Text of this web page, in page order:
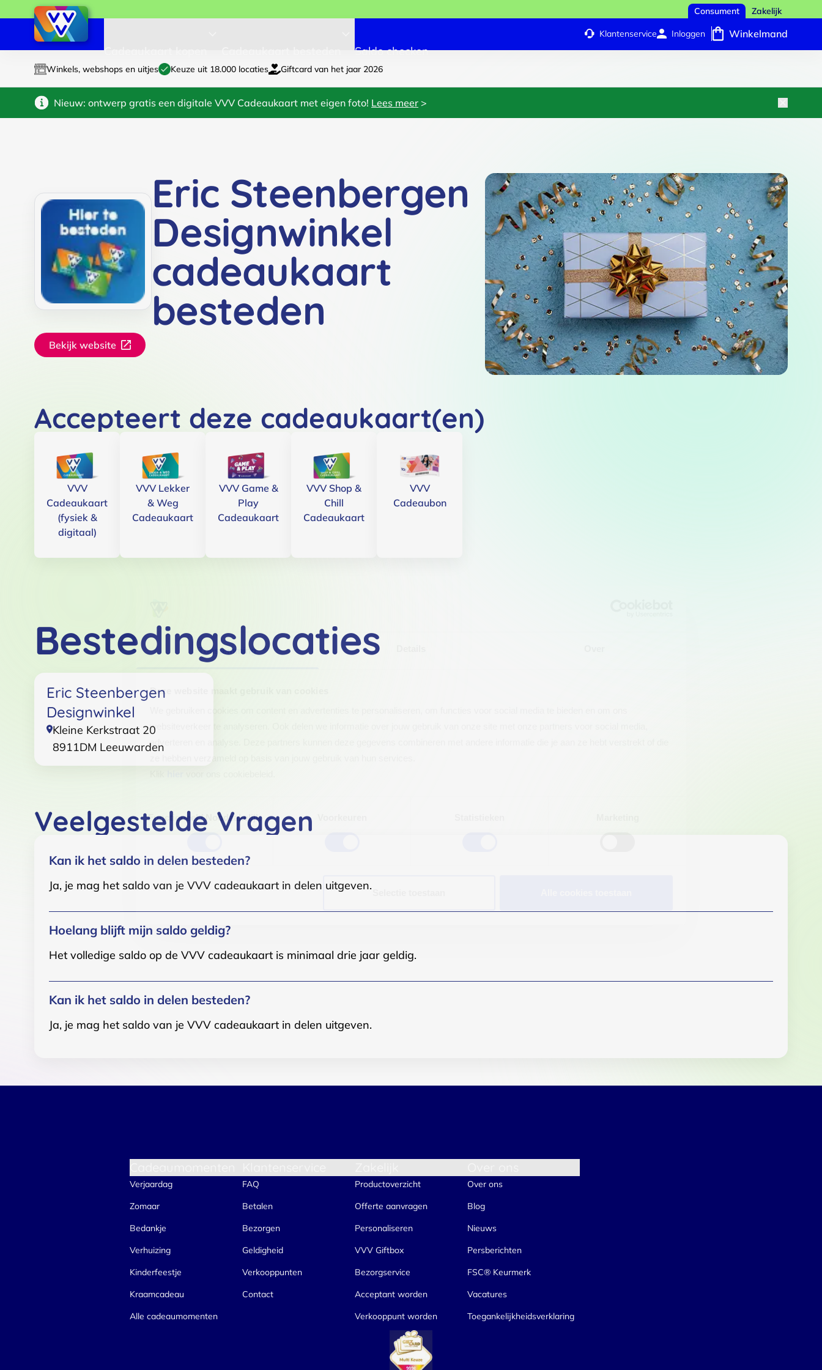
Toestemming
Deze website maakt gebruik van cookies
websiteverkeer te analyseren. Ook delen we informatie over jouw gebruik van onze site met onze partners voor social media,
adverteren en analyse. Deze partners kunnen deze gegevens combineren met andere informatie die je aan ze hebt verstrekt of die
ze hebben verzameld op basis van jouw gebruik van hun services.
Functioneel / Noodzakelijk
Consument Zakelijk
Saldo checken
Klantenservice Inloggen Winkelmand
Winkels, webshops en uitjes Keuze uit 18.000 locaties Giftcard van het jaar 2026
Nieuw: ontwerp gratis een digitale VVV Cadeaukaart met eigen foto! Lees meer >
Eric Steenbergen
Designwinkel
cadeaukaart
besteden
Bekijk website
Accepteert deze cadeaukaart(en)
VVV
Cadeaukaart
(fysiek &
digitaal)
VVV Lekker
& Weg
Cadeaukaart
VVV Game &
Play
Cadeaukaart
VVV Shop &
Chill
Cadeaukaart
VVV
Cadeaubon
Bestedingslocaties
Eric Steenbergen
Designwinkel
Kleine Kerkstraat 20
8911DM Leeuwarden
Veelgestelde Vragen
Kan ik het saldo in delen besteden?
Ja, je mag het saldo van je VVV cadeaukaart in delen uitgeven.
Hoelang blijft mijn saldo geldig?
Het volledige saldo op de VVV cadeaukaart is minimaal drie jaar geldig.
Kan ik het saldo in delen besteden?
Ja, je mag het saldo van je VVV cadeaukaart in delen uitgeven.
Verjaardag
Zomaar
Bedankje
Verhuizing
Kinderfeestje
Kraamcadeau
Alle cadeaumomenten
FAQ
Betalen
Bezorgen
Geldigheid
Verkooppunten
Contact
Productoverzicht
Offerte aanvragen
Personaliseren
VVV Giftbox
Bezorgservice
Acceptant worden
Verkooppunt worden
Over ons
Blog
Nieuws
Persberichten
FSC® Keurmerk
Vacatures
Toegankelijkheidsverklaring